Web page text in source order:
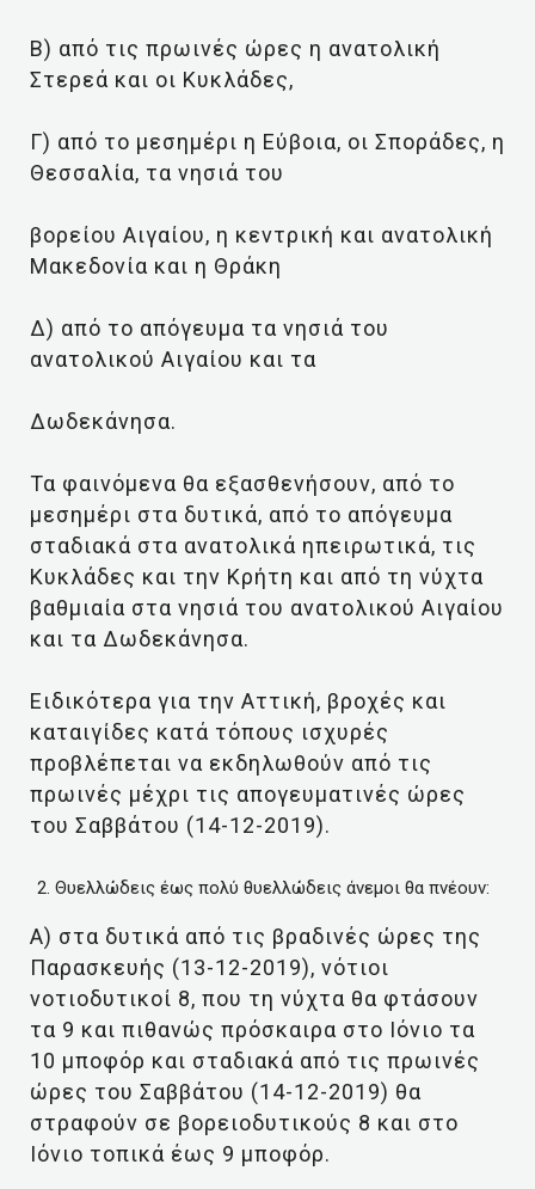
Β) από τις πρωινές ώρες η ανατολική
Στερεά και οι Κυκλάδες,
Γ) από το μεσημέρι η Εύβοια, οι Σποράδες, η
Θεσσαλία, τα νησιά του
βορείου Αιγαίου, η κεντρική και ανατολική
Μακεδονία και η Θράκη
Δ) από το απόγευμα τα νησιά του
ανατολικού Αιγαίου και τα
Δωδεκάνησα.
Τα φαινόμενα θα εξασθενήσουν, από το
μεσημέρι στα δυτικά, από το απόγευμα
σταδιακά στα ανατολικά ηπειρωτικά, τις
Κυκλάδες και την Κρήτη και από τη νύχτα
βαθμιαία στα νησιά του ανατολικού Αιγαίου
και τα Δωδεκάνησα.
Ειδικότερα για την Αττική, βροχές και
καταιγίδες κατά τόπους ισχυρές
προβλέπεται να εκδηλωθούν από τις
πρωινές μέχρι τις απογευματινές ώρες
του Σαββάτου (14-12-2019).
Θυελλώδεις έως πολύ θυελλώδεις άνεμοι θα πνέουν:
Α) στα δυτικά από τις βραδινές ώρες της
Παρασκευής (13-12-2019), νότιοι
νοτιοδυτικοί 8, που τη νύχτα θα φτάσουν
τα 9 και πιθανώς πρόσκαιρα στο Ιόνιο τα
10 μποφόρ και σταδιακά από τις πρωινές
ώρες του Σαββάτου (14-12-2019) θα
στραφούν σε βορειοδυτικούς 8 και στο
Ιόνιο τοπικά έως 9 μποφόρ.